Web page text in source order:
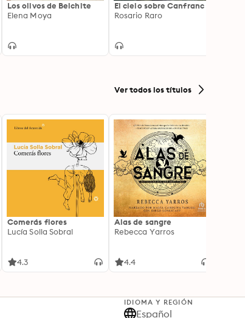
Los olivos de Belchite
Elena Moya
El cielo sobre Canfranc
Rosario Raro
Ver todos los títulos
Comerás flores
Lucía Solla Sobral
4.3
Alas de sangre
Rebecca Yarros
4.4
IDIOMA Y REGIÓN
Español